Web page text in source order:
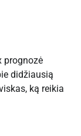
prognozė
didžiausią
ką reikia